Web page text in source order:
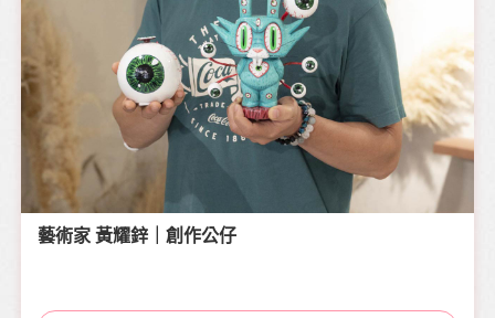
藝術家 黃耀鋅｜創作公仔